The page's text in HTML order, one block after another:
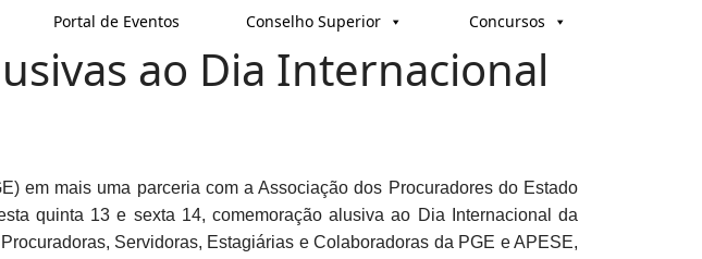
Portal de Eventos Conselho Superior Concursos
ao Dia Internacional
em mais uma parceria com a Associação dos Procuradores do Estado
quinta 13 e sexta 14, comemoração alusiva ao Dia Internacional da
Servidoras, Estagiárias e Colaboradoras da PGE e APESE,